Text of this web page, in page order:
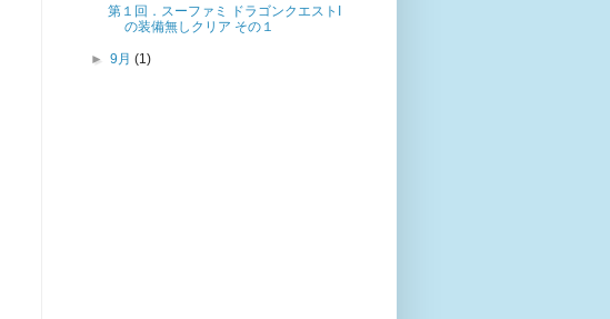
第１回．スーファミ ドラゴンクエストI
の装備無しクリア その１
►9月(1)